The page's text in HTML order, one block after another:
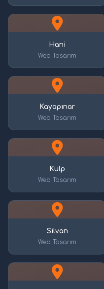
Hani
Web Tasarım
Kayapınar
Web Tasarım
Kulp
Web Tasarım
Silvan
Web Tasarım